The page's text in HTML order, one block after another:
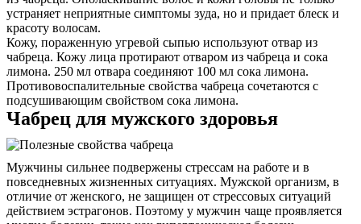
устраняет неприятные симптомы зуда, но и придает блеск и
красоту волосам.
Кожу, пораженную угревой сыпью используют отвар из
чабреца. Кожу лица протирают отваром из чабреца и сока
лимона. 250 мл отвара соединяют 100 мл сока лимона.
Противовоспалительные свойства чабреца сочетаются с
подсушивающим свойством сока лимона.
Чабрец для мужского здоровья
Мужчины сильнее подвержены стрессам на работе и в
повседневных жизненных ситуациях. Мужской организм, в
отличие от женского, не защищен от стрессовых ситуаций
действием эстрагонов. Поэтому у мужчин чаще проявляется